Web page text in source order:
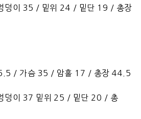
덩이 35 / 밑위 24 / 밑단 19 / 총장
/ 가슴 35 / 암홀 17 / 총장 44.5
덩이 37 밑위 25 / 밑단 20 / 총